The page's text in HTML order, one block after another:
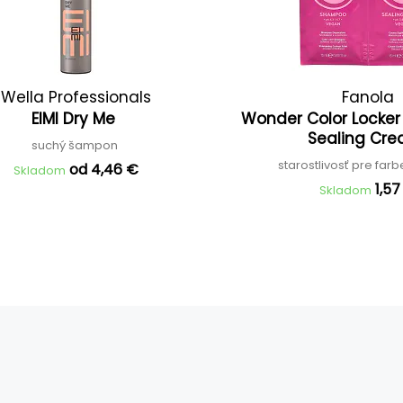
Wella Professionals
EIMI Dry Me
suchý šampon
Skladom od 4,46 €
Fanola
Wonder Color
Sealing
starostlivosť pre
Skladom